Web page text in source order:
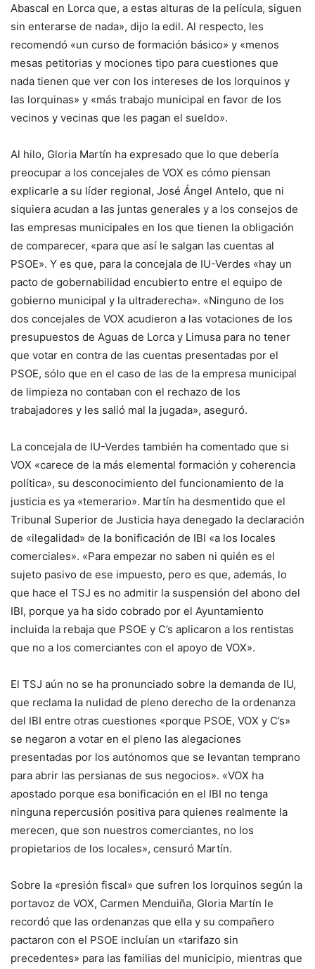
Abascal en Lorca que, a estas alturas de la película, siguen
sin enterarse de nada», dijo la edil. Al respecto, les
recomendó «un curso de formación básico» y «menos
mesas petitorias y mociones tipo para cuestiones que
nada tienen que ver con los intereses de los lorquinos y
las lorquinas» y «más trabajo municipal en favor de los
vecinos y vecinas que les pagan el sueldo».
Al hilo, Gloria Martín ha expresado que lo que debería
preocupar a los concejales de VOX es cómo piensan
explicarle a su líder regional, José Ángel Antelo, que ni
siquiera acudan a las juntas generales y a los consejos de
las empresas municipales en los que tienen la obligación
de comparecer, «para que así le salgan las cuentas al
PSOE». Y es que, para la concejala de IU-Verdes «hay un
pacto de gobernabilidad encubierto entre el equipo de
gobierno municipal y la ultraderecha». «Ninguno de los
dos concejales de VOX acudieron a las votaciones de los
presupuestos de Aguas de Lorca y Limusa para no tener
que votar en contra de las cuentas presentadas por el
PSOE, sólo que en el caso de las de la empresa municipal
de limpieza no contaban con el rechazo de los
trabajadores y les salió mal la jugada», aseguró.
La concejala de IU-Verdes también ha comentado que si
VOX «carece de la más elemental formación y coherencia
política», su desconocimiento del funcionamiento de la
justicia es ya «temerario». Martín ha desmentido que el
Tribunal Superior de Justicia haya denegado la declaración
de «ilegalidad» de la bonificación de IBI «a los locales
comerciales». «Para empezar no saben ni quién es el
sujeto pasivo de ese impuesto, pero es que, además, lo
que hace el TSJ es no admitir la suspensión del abono del
IBI, porque ya ha sido cobrado por el Ayuntamiento
incluida la rebaja que PSOE y C’s aplicaron a los rentistas
que no a los comerciantes con el apoyo de VOX».
El TSJ aún no se ha pronunciado sobre la demanda de IU,
que reclama la nulidad de pleno derecho de la ordenanza
del IBI entre otras cuestiones «porque PSOE, VOX y C’s»
se negaron a votar en el pleno las alegaciones
presentadas por los autónomos que se levantan temprano
para abrir las persianas de sus negocios». «VOX ha
apostado porque esa bonificación en el IBI no tenga
ninguna repercusión positiva para quienes realmente la
merecen, que son nuestros comerciantes, no los
propietarios de los locales», censuró Martín.
Sobre la «presión fiscal» que sufren los lorquinos según la
portavoz de VOX, Carmen Menduiña, Gloria Martín le
recordó que las ordenanzas que ella y su compañero
pactaron con el PSOE incluían un «tarifazo sin
precedentes» para las familias del municipio, mientras que